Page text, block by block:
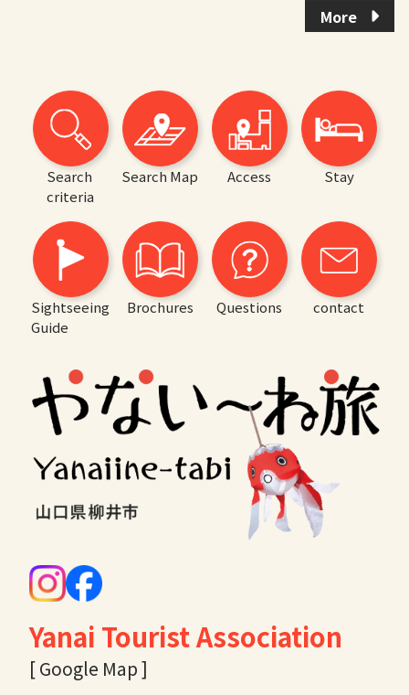
More
Search
criteria
Search Map Access Stay
Sightseeing
Guide
Brochures Questions contact
Yanai Tourist Association
[ Google Map ]